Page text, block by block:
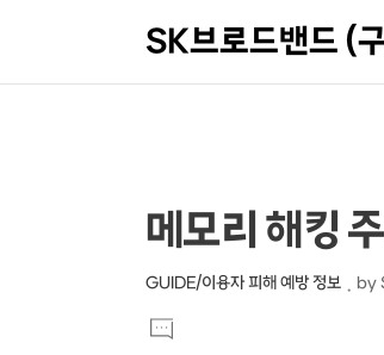
SK브로드밴드 (
상
컨
텐
본
문
제
목
메모리 해킹
GUIDE/이용자 피해 예방 정보 by
문
댓
글